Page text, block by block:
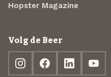
Hopster Magazine
Volg de Beer